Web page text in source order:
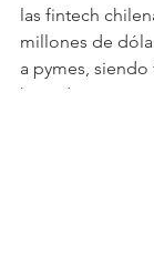
las fintech
millones de
a pymes,
hora de